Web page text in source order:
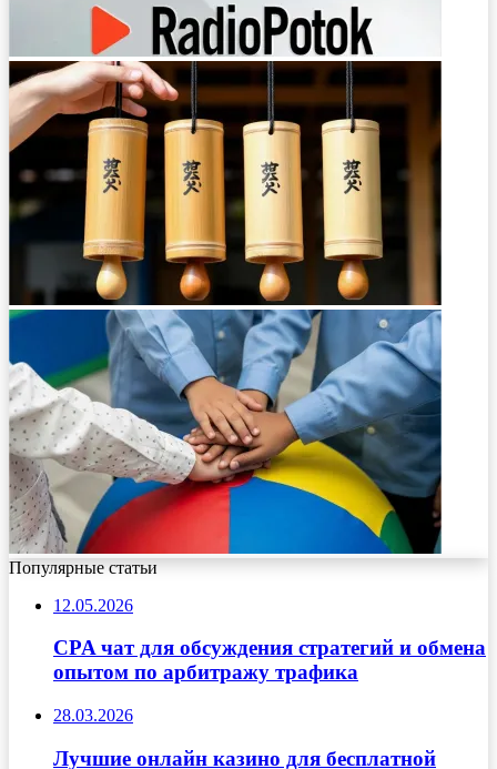
Популярные статьи
12.05.2026
CPA чат для обсуждения стратегий и обмена
опытом по арбитражу трафика
28.03.2026
Лучшие онлайн казино для бесплатной